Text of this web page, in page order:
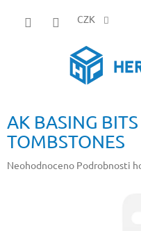
CZK
AK BASING
TOMBSTONES
Průměrné
Neohodnoceno Podrobnosti